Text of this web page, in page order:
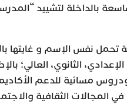
بالداخلة لتشييد
نفس الإسم و غايتها
الثانوي، العالي؛
مسائية للدعم
المجالات الثقافية